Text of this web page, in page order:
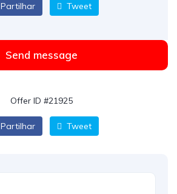
Partilhar Tweet
Send message
Offer ID #21925
Partilhar Tweet